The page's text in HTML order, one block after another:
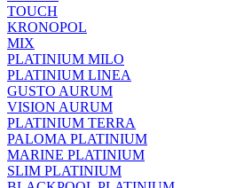
TOUCH
KRONOPOL
MIX
PLATINIUM MILO
PLATINIUM LINEA
GUSTO AURUM
VISION AURUM
PLATINIUM TERRA
PALOMA PLATINIUM
MARINE PLATINIUM
SLIM PLATINIUM